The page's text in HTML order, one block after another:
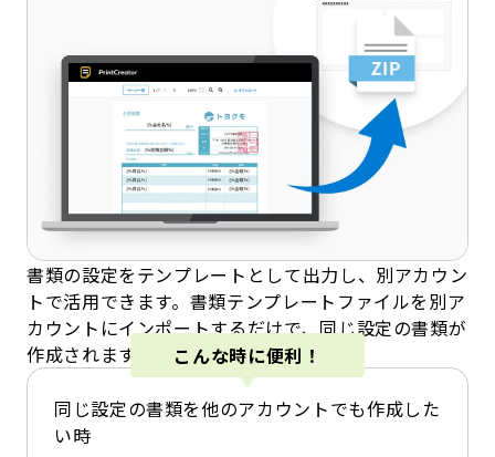
書類の設定をテンプレートとして出力し、別アカウン
トで活用できます。書類テンプレートファイルを別ア
カウントにインポートするだけで、同じ設定の書類が
作成されます。
こんな時に便利！
同じ設定の書類を他のアカウントでも作成した
い時